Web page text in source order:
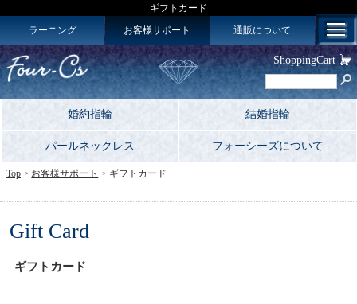
ギフトカード
ラーニング
お客様サポート 通販について
婚約指輪 結婚指輪
パールネックレス フォーシーズについて
Gift Card
ギフトカード
Top お客様サポート ギフトカード
ShoppingCart